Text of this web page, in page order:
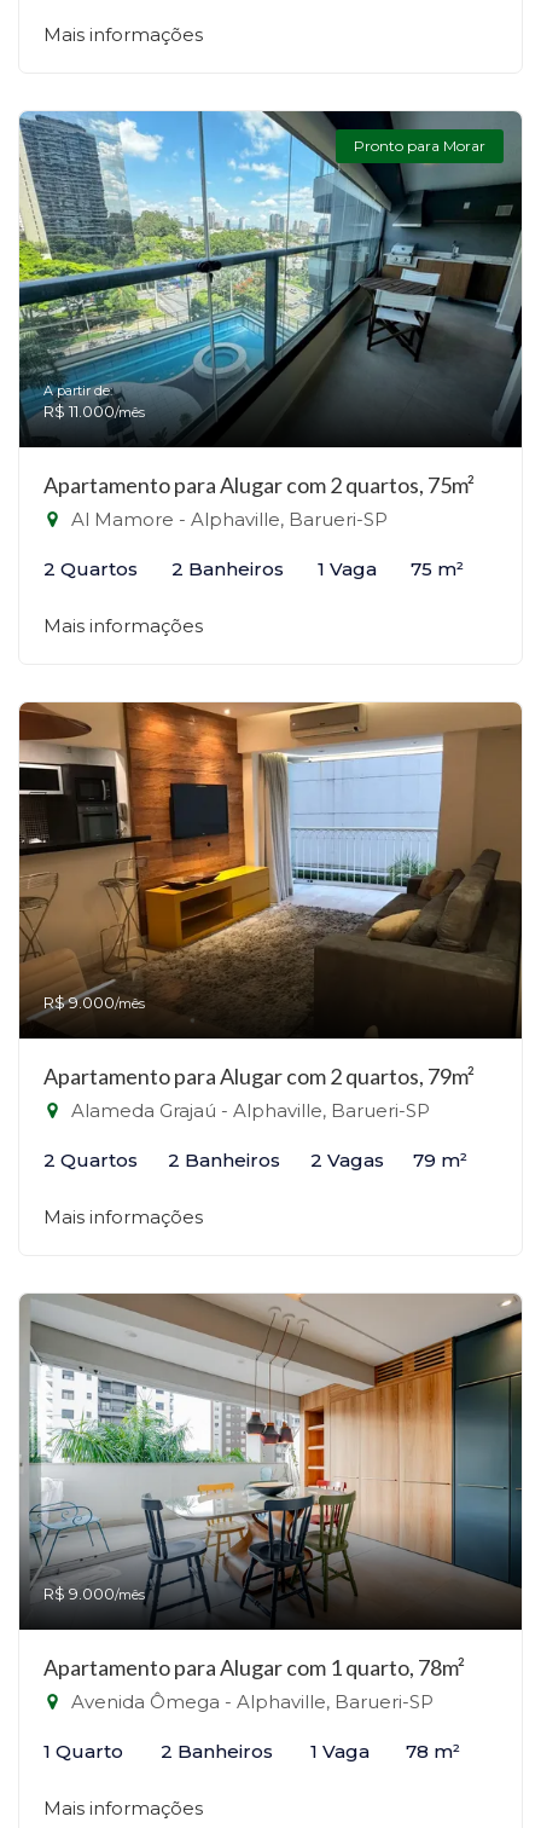
Mais informações
Pronto para Morar
A partir de:
R$ 11.000/mês
Apartamento para Alugar com 2 quartos, 75m²
Al Mamore - Alphaville, Barueri-SP
2 Quartos 2 Banheiros 1 Vaga 75 m²
Mais informações
R$ 9.000/mês
Apartamento para Alugar com 2 quartos, 79m²
Alameda Grajaú - Alphaville, Barueri-SP
2 Quartos 2 Banheiros 2 Vagas 79 m²
Mais informações
R$ 9.000/mês
Apartamento para Alugar com 1 quarto, 78m²
Avenida Ômega - Alphaville, Barueri-SP
1 Quarto 2 Banheiros 1 Vaga 78 m²
Mais informações